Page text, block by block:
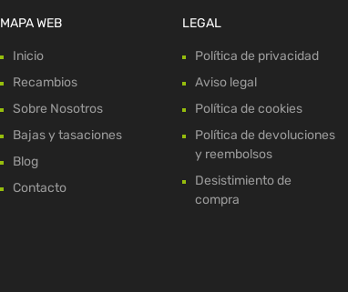
MAPA WEB
Inicio
Recambios
Sobre Nosotros
Bajas y tasaciones
Blog
Contacto
LEGAL
Política de privacidad
Aviso legal
Política de cookies
Política de devoluciones
y reembolsos
Desistimiento de
compra